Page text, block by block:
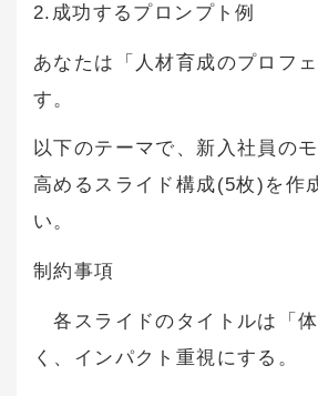
2.成功するプロンプト例
あなたは「人材育成のプロフ
す。
以下のテーマで、新入社員の
高めるスライド構成(5枚)を作
い。
制約事項
各スライドのタイトルは「
く、インパクト重視にする。